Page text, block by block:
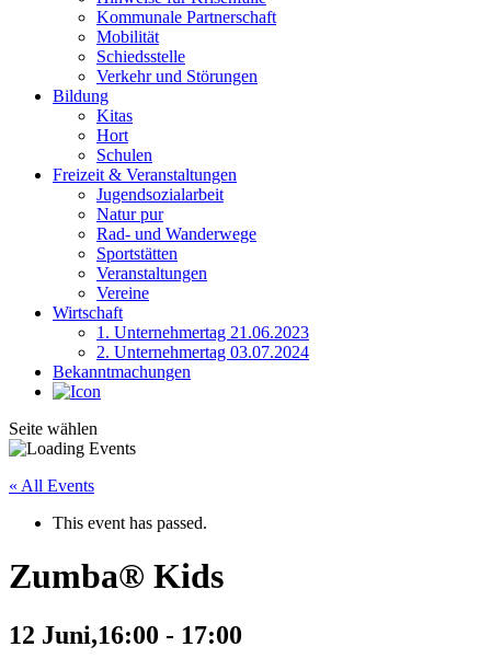
Kommunale Partnerschaft
Mobilität
Schiedsstelle
Verkehr und Störungen
Bildung
Kitas
Hort
Schulen
Freizeit & Veranstaltungen
Jugendsozialarbeit
Natur pur
Rad- und Wanderwege
Sportstätten
Veranstaltungen
Vereine
Wirtschaft
1. Unternehmertag 21.06.2023
2. Unternehmertag 03.07.2024
Bekanntmachungen
Seite wählen
« All Events
This event has passed.
Zumba® Kids
12 Juni,16:00 - 17:00